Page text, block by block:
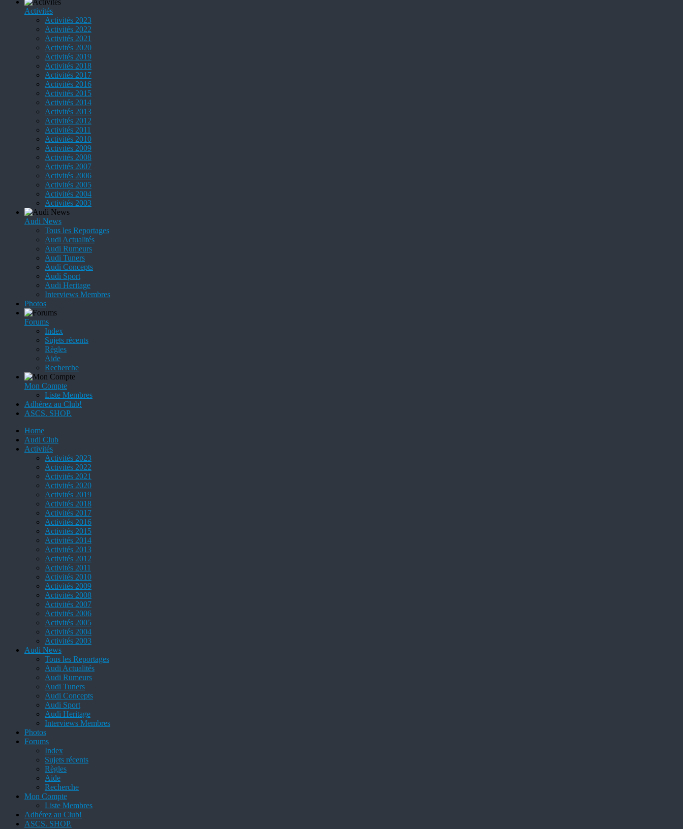
Activités
Activités 2023
Activités 2022
Activités 2021
Activités 2020
Activités 2019
Activités 2018
Activités 2017
Activités 2016
Activités 2015
Activités 2014
Activités 2013
Activités 2012
Activités 2011
Activités 2010
Activités 2009
Activités 2008
Activités 2007
Activités 2006
Activités 2005
Activités 2004
Activités 2003
Audi News
Tous les Reportages
Audi Actualités
Audi Rumeurs
Audi Tuners
Audi Concepts
Audi Sport
Audi Heritage
Interviews Membres
Photos
Forums
Index
Sujets récents
Règles
Aide
Recherche
Mon Compte
Liste Membres
Adhérez au Club!
ASCS. SHOP.
Home
Audi Club
Activités
Activités 2023
Activités 2022
Activités 2021
Activités 2020
Activités 2019
Activités 2018
Activités 2017
Activités 2016
Activités 2015
Activités 2014
Activités 2013
Activités 2012
Activités 2011
Activités 2010
Activités 2009
Activités 2008
Activités 2007
Activités 2006
Activités 2005
Activités 2004
Activités 2003
Audi News
Tous les Reportages
Audi Actualités
Audi Rumeurs
Audi Tuners
Audi Concepts
Audi Sport
Audi Heritage
Interviews Membres
Photos
Forums
Index
Sujets récents
Règles
Aide
Recherche
Mon Compte
Liste Membres
Adhérez au Club!
ASCS. SHOP.